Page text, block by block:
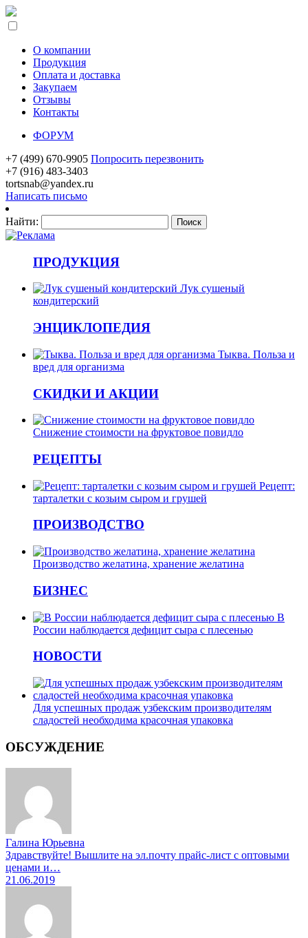
О компании
Продукция
Оплата и доставка
Закупаем
Отзывы
Контакты
ФОРУМ
+7 (499) 670-9905 Попросить перезвонить
+7 (916) 483-3403
tortsnab@yandex.ru
Написать письмо
Найти:
ПРОДУКЦИЯ
Лук сушеный
кондитерский
ЭНЦИКЛОПЕДИЯ
Тыква. Польза и
вред для организма
СКИДКИ И АКЦИИ
Снижение стоимости на фруктовое повидло
РЕЦЕПТЫ
Рецепт:
тарталетки с козьим сыром и грушей
ПРОИЗВОДСТВО
Производство желатина, хранение желатина
БИЗНЕС
В
России наблюдается дефицит сыра с плесенью
НОВОСТИ
Для успешных продаж узбекским производителям
сладостей необходима красочная упаковка
ОБСУЖДЕНИЕ
Галина Юрьевна
Здравствуйте! Вышлите на эл.почту прайс-лист с оптовыми
ценами и…
21.06.2019